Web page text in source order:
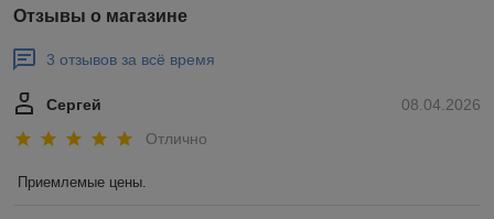
Отзывы о магазине
3 отзывов за всё время
08.04.2026
Сергей
Отлично
Приемлемые цены.